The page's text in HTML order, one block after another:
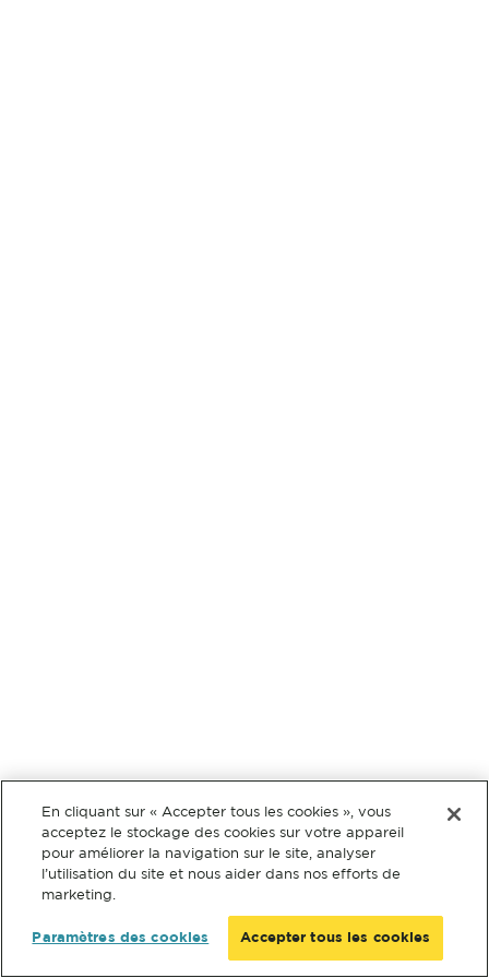
En cliquant sur « Accepter tous les cookies », vous
acceptez le stockage des cookies sur votre appareil
pour améliorer la navigation sur le site, analyser
l’utilisation du site et nous aider dans nos efforts de
marketing.
Paramètres des cookies Accepter tous les cookies